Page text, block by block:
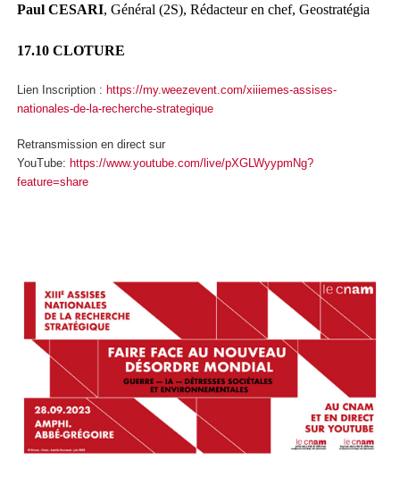
Paul CESARI, Général (2S), Rédacteur en chef, Geostratégia
17.10 CLOTURE
Lien Inscription : https://my.weezevent.com/xiiiemes-assises-
nationales-de-la-recherche-strategique
Retransmission en direct sur
YouTube: https://www.youtube.com/live/pXGLWyypmNg?
feature=share